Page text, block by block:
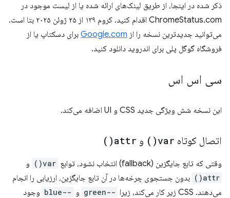
ذکر شده در اینجا، از طریق لینک‌های ارائه شده یا از لیست موجود در
ChromeStatus.com اقدام کنید. کروم ۱۳۹ از ۲۵ ژوئن ۲۰۲۵ بتا است.
می‌توانید جدیدترین نسخه را از Google.com برای دسکتاپ یا از
فروشگاه گوگل پلی برای اندروید دانلود کنید.
سی اس اس
این نسخه شش ویژگی جدید CSS و UI اضافه می‌کند.
اتصال کوتاه var(
) و attr(
)
وقتی که تابع جایگزین (fallback) انتخاب نشود، توابع var() و
attr()
بدون جستجوی چرخه‌ها در آن تابع جایگزین، ارزیابی را انجام
می‌دهند. CSS زیر کار می‌کند، زیرا
--green و --blue
وجود